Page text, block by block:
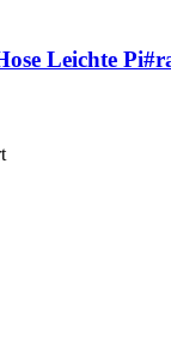
Leichte